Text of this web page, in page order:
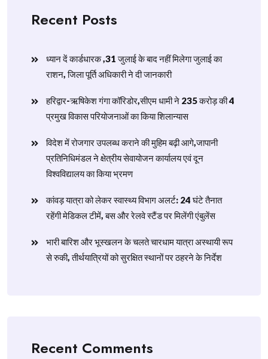
Recent Posts
ध्यान दें कार्डधारक ,31 जुलाई के बाद नहीं मिलेगा जुलाई का
राशन, जिला पूर्ति अधिकारी ने दी जानकारी
हरिद्वार-ऋषिकेश गंगा कॉरिडोर,सीएम धामी ने 235 करोड़ की 4
प्रमुख विकास परियोजनाओं का किया शिलान्यास
विदेश में रोजगार उपलब्ध कराने की मुहिम बढ़ी आगे,जापानी
प्रतिनिधिमंडल ने क्षेत्रीय सेवायोजन कार्यालय एवं दून
विश्वविद्यालय का किया भ्रमण
​कांवड़ यात्रा को लेकर स्वास्थ्य विभाग अलर्ट: 24 घंटे तैनात
रहेंगी मेडिकल टीमें, बस और रेलवे स्टैंड पर मिलेंगी एंबुलेंस
​भारी बारिश और भूस्खलन के चलते चारधाम यात्रा अस्थायी रूप
से रुकी, तीर्थयात्रियों को सुरक्षित स्थानों पर ठहरने के निर्देश
Recent Comments